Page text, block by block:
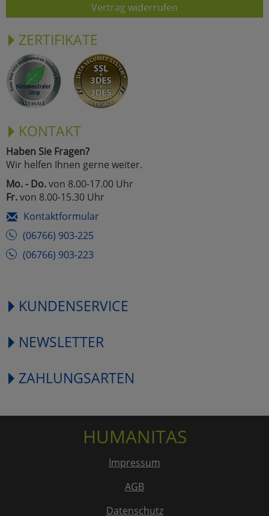
Vertrag widerrufen
ZERTIFIKATE
KONTAKT
Haben Sie Fragen?
Wir helfen Ihnen gerne weiter.
Mo. - Do.von 8.00-17.00 Uhr
Fr.von 8.00-15.30 Uhr
Kontaktformular
(06766) 903-225
(06766) 903-223
KUNDENSERVICE
NEWSLETTER
ZAHLUNGSARTEN
HUMANITAS
Impressum
AGB
Datenschutz